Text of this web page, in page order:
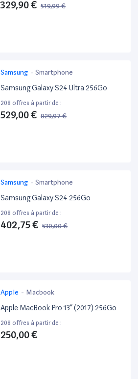
329,90 € 519,99 €
Samsung - Smartphone
Samsung Galaxy S24 Ultra 256Go
208 offres à partir de :
529,00 € 829,97 €
Samsung - Smartphone
Samsung Galaxy S24 256Go
208 offres à partir de :
402,75 € 530,00 €
Apple - Macbook
Apple MacBook Pro 13” (2017) 256Go
208 offres à partir de :
250,00 €